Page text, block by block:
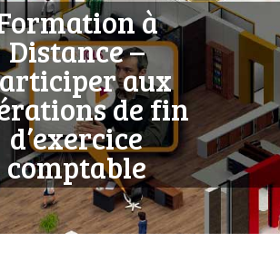
à
Distance –
aux
de fin
d’exercice
comptable
D’OR
BLANCHE